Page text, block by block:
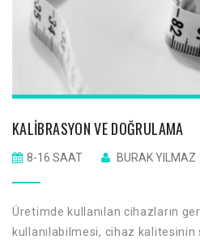
KALIBRASYON VE DOĞRULAMA
8-16 SAAT BURAK YILMAZ
Üretimde kullanılan cihazların
kullanılabilmesi, cihaz